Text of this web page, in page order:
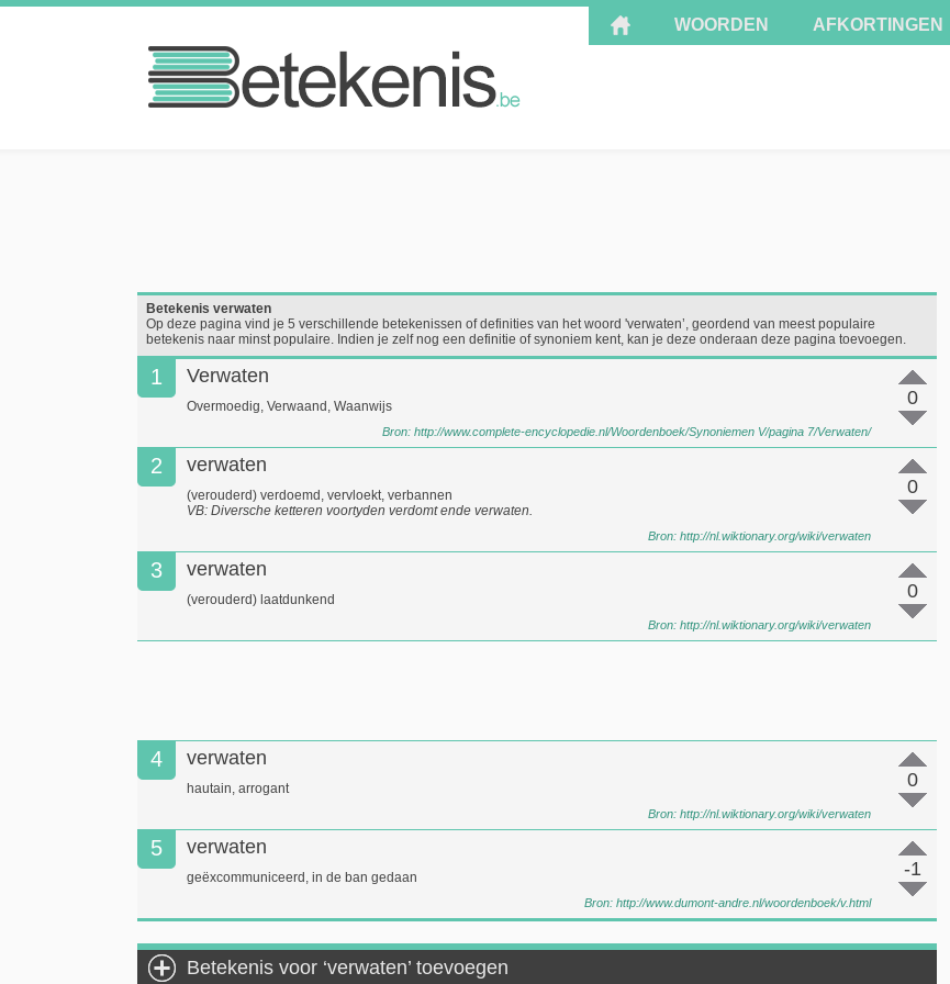
WOORDEN AFKORTINGEN
Betekenis verwaten
Op deze pagina vind je 5 verschillende betekenissen of definities van het woord 'verwaten’, geordend van meest populaire
betekenis naar minst populaire. Indien je zelf nog een definitie of synoniem kent, kan je deze onderaan deze pagina toevoegen.
1
0
Verwaten
Overmoedig, Verwaand, Waanwijs
Bron: http://www.complete-encyclopedie.nl/Woordenboek/Synoniemen V/pagina 7/Verwaten/
2
0
verwaten
(verouderd) verdoemd, vervloekt, verbannen
VB: Diversche ketteren voortyden verdomt ende verwaten.
Bron: http://nl.wiktionary.org/wiki/verwaten
3
0
verwaten
(verouderd) laatdunkend
Bron: http://nl.wiktionary.org/wiki/verwaten
4
0
verwaten
hautain, arrogant
Bron: http://nl.wiktionary.org/wiki/verwaten
5
-1
verwaten
geëxcommuniceerd, in de ban gedaan
Bron: http://www.dumont-andre.nl/woordenboek/v.html
Betekenis voor ‘verwaten’ toevoegen